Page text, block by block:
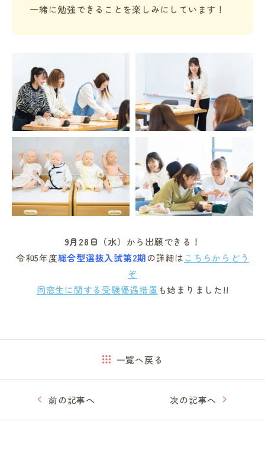
一緒に勉強できることを楽しみにしています！
9月28日（水） から出願できる！
令和5年度総合型選抜入試第2期の詳細は こちらからどう
ぞ
同窓生に関する受験優遇措置も始まりました!!
前の記事へ
一覧へ戻る
次の記事へ